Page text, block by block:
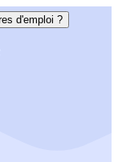
d'emploi ?